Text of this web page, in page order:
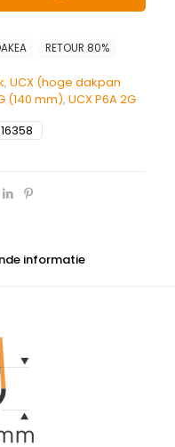
, UCX (hoge dakpan
(140 mm), UCX P6A 2G
RETOUR 80%
informatie